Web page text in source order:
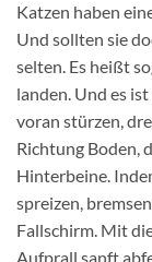
Katzen haben
Und sollten sie
selten. Es heißt
landen. Und es
voran stürzen,
Richtung Boden,
Hinterbeine.
spreizen,
Fallschirm. Mit
Aufprall sanft